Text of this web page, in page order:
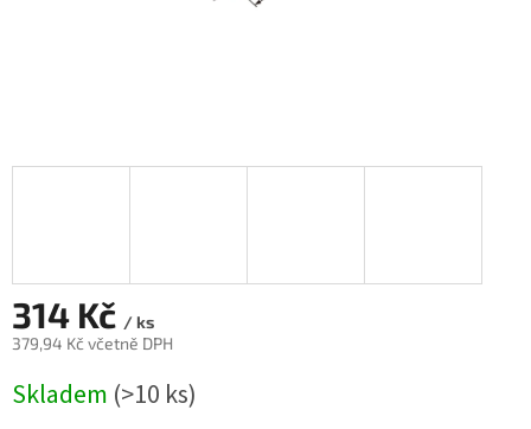
314 Kč / ks
379,94 Kč včetně DPH
cena:
Skladem (>10 ks)